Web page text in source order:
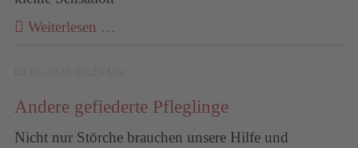
Weiterlesen …
Andere gefiederte Pfleglinge
Nicht nur Störche brauchen unsere Hilfe und